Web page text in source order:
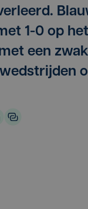
1-0 op
een